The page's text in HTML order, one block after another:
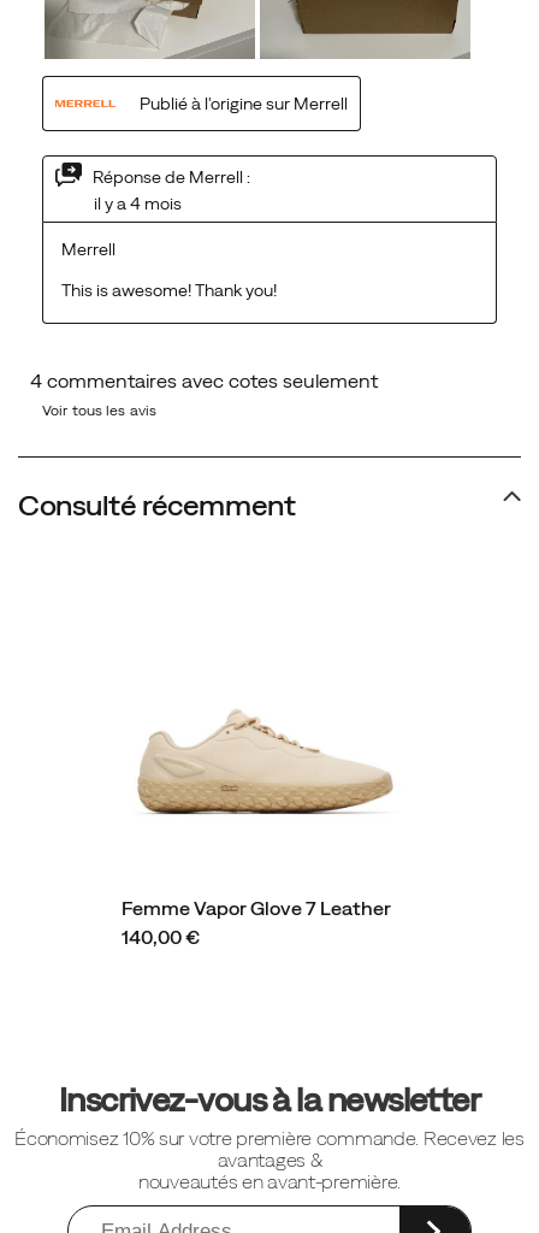
Voir tous les avis
Consulté récemment
Femme Vapor Glove 7 Leather
140,00 €
pied
Inscrivez-vous à la newsletter
Économisez 10% sur votre première commande. Recevez les
avantages &
nouveautés en avant-première.